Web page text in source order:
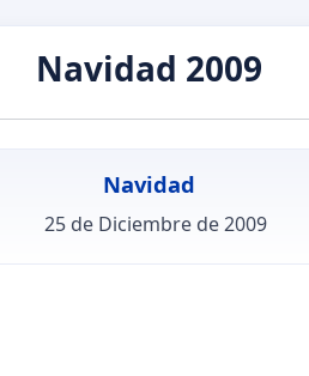
Navidad 2009
Navidad
25 de Diciembre de 2009